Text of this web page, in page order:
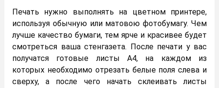
Печать нужно выполнять на цветном принтере,
используя обычную или матовою фотобумагу. Чем
лучше качество бумаги, тем ярче и красивее будет
смотреться ваша стенгазета. После печати у вас
получатся готовые листы А4, на каждом из
которых необходимо отрезать белые поля слева и
сверху, а после чего начать склеивать листы